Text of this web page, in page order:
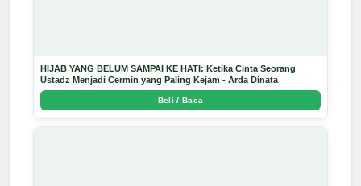
HIJAB YANG BELUM SAMPAI KE HATI: Ketika Cinta Seorang
Ustadz Menjadi Cermin yang Paling Kejam - Arda Dinata
Beli / Baca